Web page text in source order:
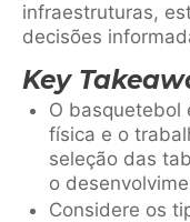
infraestruturas,
decisões
Key
O basquetebol
física e o
seleção das
o
Considere os